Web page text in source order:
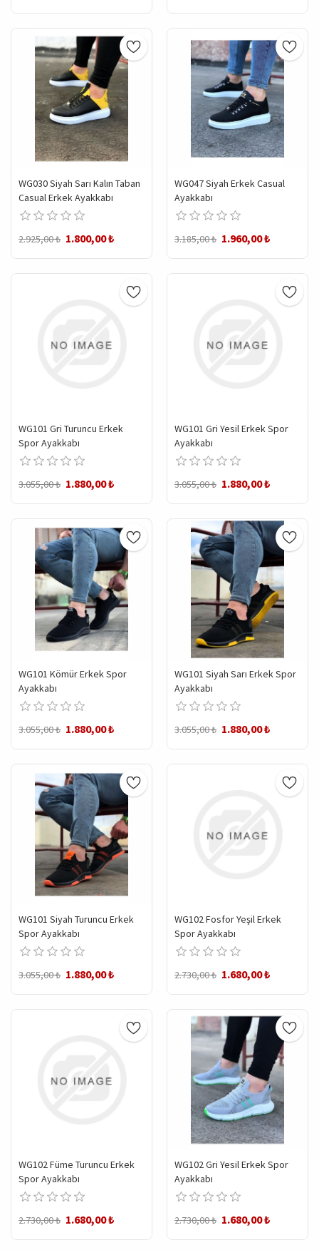
WG030 Siyah Sarı Kalın Taban
Casual Erkek Ayakkabı
2.925,00 ₺ 1.800,00 ₺
WG047 Siyah Erkek Casual
Ayakkabı
3.185,00 ₺ 1.960,00 ₺
WG101 Gri Turuncu Erkek
Spor Ayakkabı
3.055,00 ₺ 1.880,00 ₺
WG101 Gri Yesil Erkek Spor
Ayakkabı
3.055,00 ₺ 1.880,00 ₺
WG101 Kömür Erkek Spor
Ayakkabı
3.055,00 ₺ 1.880,00 ₺
WG101 Siyah Sarı Erkek Spor
Ayakkabı
3.055,00 ₺ 1.880,00 ₺
WG101 Siyah Turuncu Erkek
Spor Ayakkabı
3.055,00 ₺ 1.880,00 ₺
WG102 Fosfor Yeşil Erkek
Spor Ayakkabı
2.730,00 ₺ 1.680,00 ₺
WG102 Füme Turuncu Erkek
Spor Ayakkabı
2.730,00 ₺ 1.680,00 ₺
WG102 Gri Yesil Erkek Spor
Ayakkabı
2.730,00 ₺ 1.680,00 ₺